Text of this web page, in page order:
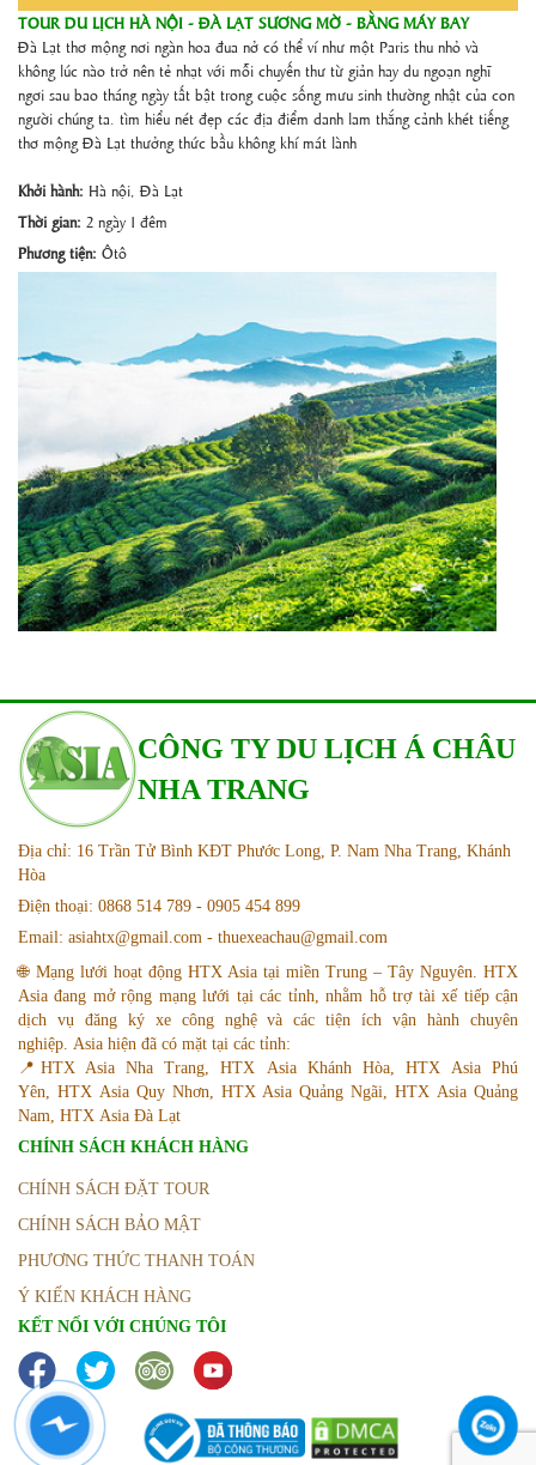
TOUR DU LỊCH HÀ NỘI - ĐÀ LẠT SƯƠNG MỜ - BẰNG MÁY BAY
Đà Lạt thơ mộng nơi ngàn hoa đua nở có thể ví như một Paris thu nhỏ và
không lúc nào trở nên tẻ nhạt với mỗi chuyến thư từ giản hay du ngoạn nghĩ
ngơi sau bao tháng ngày tất bật trong cuộc sống mưu sinh thường nhật của con
người chúng ta. tìm hiểu nét đẹp các địa điểm danh lam thắng cảnh khét tiếng
thơ mộng Đà Lạt thưởng thức bầu không khí mát lành
Khởi hành: Hà nội, Đà Lạt
Thời gian: 2 ngày 1 đêm
Phương tiện: Ôtô
CÔNG TY DU LỊCH Á CHÂU
NHA TRANG
Địa chỉ: 16 Trần Tử Bình KĐT Phước Long, P. Nam Nha Trang, Khánh
Hòa
Điện thoại: 0868 514 789 - 0905 454 899
Email: asiahtx@gmail.com - thuexeachau@gmail.com
🌐 Mạng lưới hoạt động HTX Asia tại miền Trung – Tây Nguyên. HTX
Asia đang mở rộng mạng lưới tại các tỉnh, nhằm hỗ trợ tài xế tiếp cận
dịch vụ đăng ký xe công nghệ và các tiện ích vận hành chuyên
nghiệp. Asia hiện đã có mặt tại các tỉnh:
📍HTX Asia Nha Trang, HTX Asia Khánh Hòa, HTX Asia Phú
Yên, HTX Asia Quy Nhơn, HTX Asia Quảng Ngãi, HTX Asia Quảng
Nam, HTX Asia Đà Lạt
CHÍNH SÁCH KHÁCH HÀNG
CHÍNH SÁCH ĐẶT TOUR
CHÍNH SÁCH BẢO MẬT
PHƯƠNG THỨC THANH TOÁN
Ý KIẾN KHÁCH HÀNG
KẾT NỐI VỚI CHÚNG TÔI